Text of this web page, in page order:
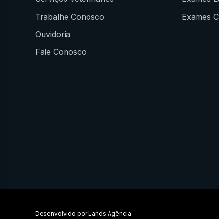
Trabalhe Conosco
Ouvidoria
Fale Conosco
Exames
Desenvolvido porLands Agência